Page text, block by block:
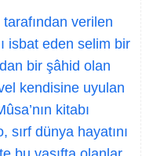
verilen
isbat eden selim bir
bir şâhid olan
kendisine uyulan
kitabı
dünya hayatını